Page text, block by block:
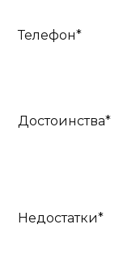
Телефон*
Достоинства*
Недостатки*